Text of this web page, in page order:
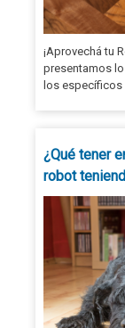
¡Aprovechá tu
presentamos
los específicos
¿Qué tener
robot